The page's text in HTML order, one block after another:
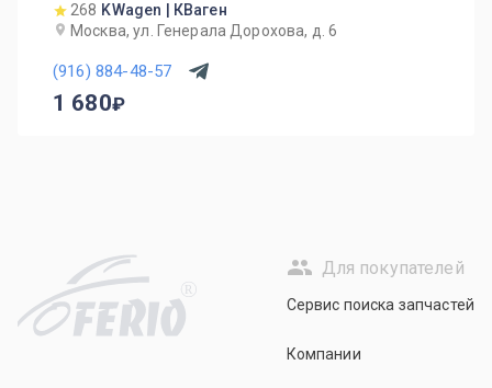
268 KWagen | КВаген
Москва, ул. Генерала Дорохова, д. 6
(916) 884-48-57
1 680
R
Для покупателей
Сервис поиска запчастей
Компании